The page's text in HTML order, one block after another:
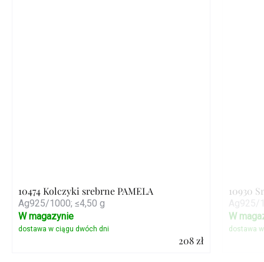
10474 Kolczyki srebrne PAMELA
Ag925/1000; ≤4,50 g
208 zł
W magazynie
10930
W